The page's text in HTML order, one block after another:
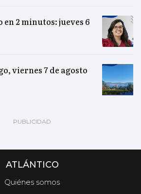
en 2 minutos: jueves 6
viernes 7 de agosto
ATLÁNTICO
Quiénes somos